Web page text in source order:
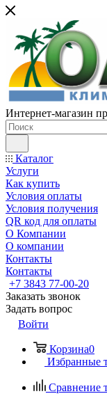
Интернет-магазин
Каталог
Услуги
Как купить
Условия оплаты
Условия получения
QR код для оплаты
О Компании
О компании
Контакты
Контакты
+7 3843 77-00-20
Заказать звонок
Задать вопрос
Войти
Корзина0
Избранные
Сравнение